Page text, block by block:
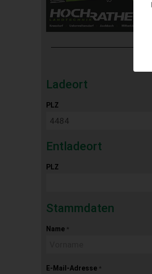
Ladeort
PLZ
Entladeort
PLZ
Stammdaten
Name *
E-Mail-Adresse *